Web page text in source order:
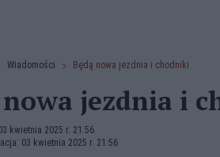
Wiadomości Będą nowa jezdnia i chodniki
nowa jezdnia i
kwietnia 2025 r. 21:56
03 kwietnia 2025 r. 21:56